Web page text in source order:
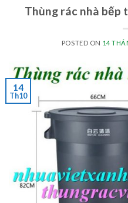
Thùng rác nhà bếp
POSTED ON 14
14
Th10